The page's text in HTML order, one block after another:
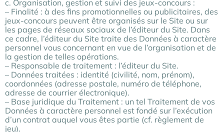
c. Organisation, gestion et suivi des jeux-concours :
– Finalité : à des fins promotionnelles ou publicitaires, des
jeux-concours peuvent être organisés sur le Site ou sur
les pages de réseaux sociaux de l’éditeur du Site. Dans
ce cadre, l’éditeur du Site traite des Données à caractère
personnel vous concernant en vue de l’organisation et de
la gestion de telles opérations.
– Responsable de traitement : l’éditeur du Site.
– Données traitées : identité (civilité, nom, prénom),
coordonnées (adresse postale, numéro de téléphone,
adresse de courrier électronique).
– Base juridique du Traitement : un tel Traitement de vos
Données à caractère personnel est fondé sur l’exécution
d’un contrat auquel vous êtes partie (cf. règlement de
jeu).